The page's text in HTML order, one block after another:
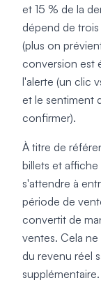
et 15 % de la
dépend de
(plus on
conversion est
l'alerte (un clic
et le sentiment
confirmer).
À titre de
billets et
s'attendre à
période de
convertit de
ventes. Cela
du revenu réel
supplémentaire.